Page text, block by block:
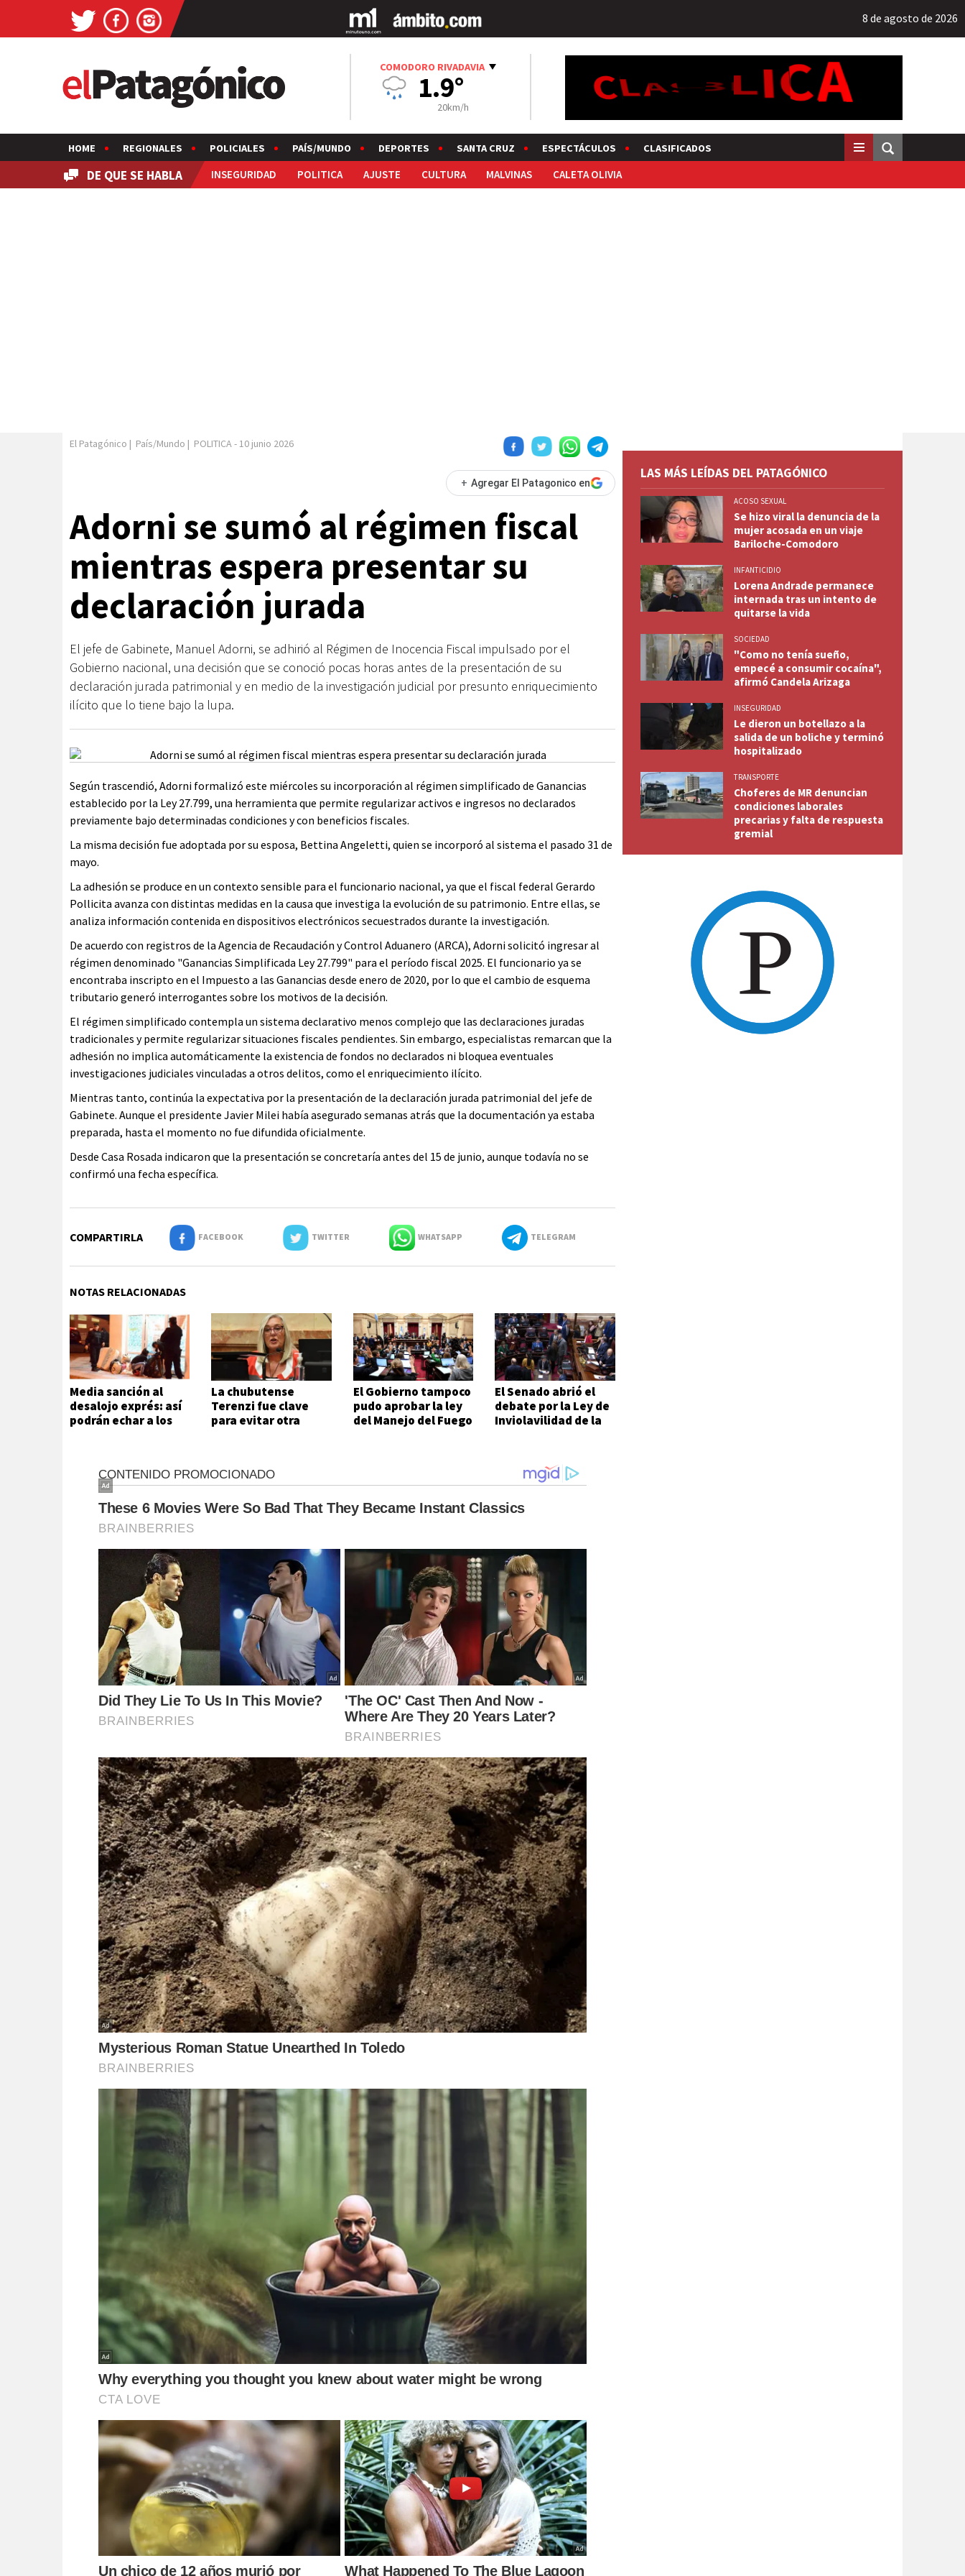
8 de agosto de 2026
COMODORO RIVADAVIA
1.9°
20km/h
HOME REGIONALES POLICIALES PAÍS/MUNDO DEPORTES SANTA CRUZ ESPECTÁCULOS CLASIFICADOS
DE QUE SE HABLA INSEGURIDAD POLITICA AJUSTE CULTURA MALVINAS CALETA OLIVIA
El Patagónico | País/Mundo | POLITICA- 10 junio 2026
+ Agregar El Patagonico en
Adorni se sumó al régimen fiscal
mientras espera presentar su
declaración jurada
El jefe de Gabinete, Manuel Adorni, se adhirió al Régimen de Inocencia Fiscal impulsado por el
Gobierno nacional, una decisión que se conoció pocas horas antes de la presentación de su
declaración jurada patrimonial y en medio de la investigación judicial por presunto enriquecimiento
ilícito que lo tiene bajo la lupa.
Según trascendió, Adorni formalizó este miércoles su incorporación al régimen simplificado de Ganancias
establecido por la Ley 27.799, una herramienta que permite regularizar activos e ingresos no declarados
previamente bajo determinadas condiciones y con beneficios fiscales.
La misma decisión fue adoptada por su esposa, Bettina Angeletti, quien se incorporó al sistema el pasado 31 de
mayo.
La adhesión se produce en un contexto sensible para el funcionario nacional, ya que el fiscal federal Gerardo
Pollicita avanza con distintas medidas en la causa que investiga la evolución de su patrimonio. Entre ellas, se
analiza información contenida en dispositivos electrónicos secuestrados durante la investigación.
De acuerdo con registros de la Agencia de Recaudación y Control Aduanero (ARCA), Adorni solicitó ingresar al
régimen denominado "Ganancias Simplificada Ley 27.799" para el período fiscal 2025. El funcionario ya se
encontraba inscripto en el Impuesto a las Ganancias desde enero de 2020, por lo que el cambio de esquema
tributario generó interrogantes sobre los motivos de la decisión.
El régimen simplificado contempla un sistema declarativo menos complejo que las declaraciones juradas
tradicionales y permite regularizar situaciones fiscales pendientes. Sin embargo, especialistas remarcan que la
adhesión no implica automáticamente la existencia de fondos no declarados ni bloquea eventuales
investigaciones judiciales vinculadas a otros delitos, como el enriquecimiento ilícito.
Mientras tanto, continúa la expectativa por la presentación de la declaración jurada patrimonial del jefe de
Gabinete. Aunque el presidente Javier Milei había asegurado semanas atrás que la documentación ya estaba
preparada, hasta el momento no fue difundida oficialmente.
Desde Casa Rosada indicaron que la presentación se concretaría antes del 15 de junio, aunque todavía no se
confirmó una fecha específica.
COMPARTIRLA FACEBOOK TWITTER WHATSAPP TELEGRAM
NOTAS RELACIONADAS
Media sanción al
desalojo exprés: así
podrán echar a los
La chubutense
Terenzi fue clave
para evitar otra
El Gobierno tampoco
pudo aprobar la ley
del Manejo del Fuego
El Senado abrió el
debate por la Ley de
Inviolavilidad de la
LAS MÁS LEÍDAS DEL PATAGÓNICO
ACOSO SEXUAL
Se hizo viral la denuncia de la
mujer acosada en un viaje
Bariloche-Comodoro
INFANTICIDIO
Lorena Andrade permanece
internada tras un intento de
quitarse la vida
SOCIEDAD
"Como no tenía sueño,
empecé a consumir cocaína",
afirmó Candela Arizaga
INSEGURIDAD
Le dieron un botellazo a la
salida de un boliche y terminó
hospitalizado
TRANSPORTE
Choferes de MR denuncian
condiciones laborales
precarias y falta de respuesta
gremial